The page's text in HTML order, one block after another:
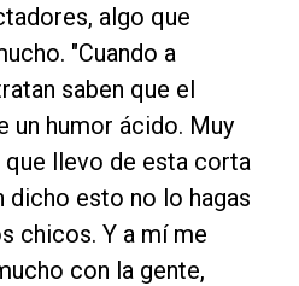
algo que
"Cuando a
saben que el
un humor ácido. Muy
llevo de esta corta
dicho esto no lo hagas
chicos. Y a mí me
con la gente,